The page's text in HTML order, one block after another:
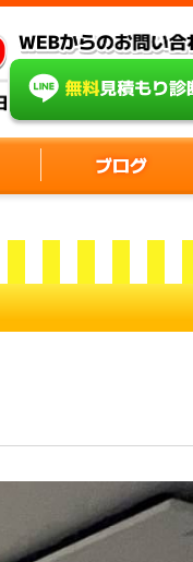
ブログ